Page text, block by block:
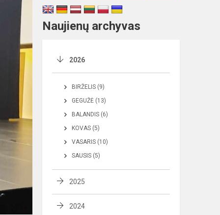
Naujienų archyvas
2026
BIRŽELIS (9)
GEGUŽĖ (13)
BALANDIS (6)
KOVAS (5)
VASARIS (10)
SAUSIS (5)
2025
2024